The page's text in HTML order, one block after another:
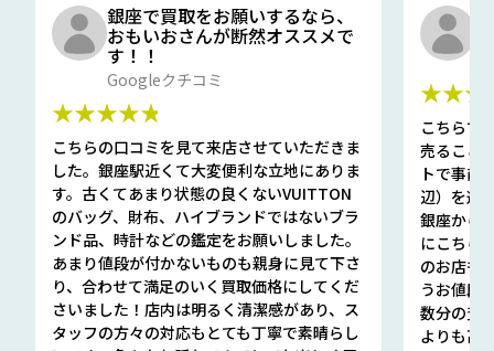
銀座で買取をお願いするなら、
おもいおさんが断然オススメで
す！！
Googleクチコミ
★★★★★
こちらの口コミを見て来店させていただきま
した。銀座駅近くて大変便利な立地にありま
す。古くてあまり状態の良くないVUITTON
のバッグ、財布、ハイブランドではないブラ
ンド品、時計などの鑑定をお願いしました。
あまり値段が付かないものも親身に見て下さ
り、合わせて満足のいく買取価格にしてくだ
さいました！店内は明るく清潔感があり、ス
タッフの方々の対応もとても丁寧で素晴らし
こちらで
売ること
トで事前
辺）を選
銀座から
にこちら
のお店も
うお値段
数分の査
よりも高